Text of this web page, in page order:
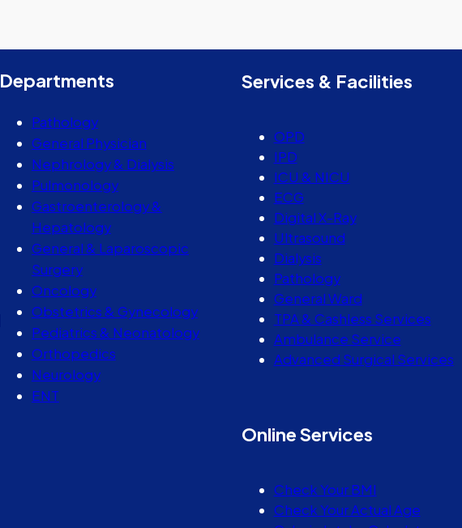
Departments
Pathology
General Physician
Nephrology & Dialysis
Pulmonology
Gastroenterology &
Hepatology
General & Laparoscopic
Surgery
Oncology
Obstetrics & Gynecology
Pediatrics & Neonatology
Orthopedics
Neurology
ENT
Services & Facilities
OPD
IPD
ICU & NICU
ECG
Digital X-Ray
Ultrasound
Dialysis
Pathology
General Ward
TPA & Cashless Services
Ambulance Service
Advanced Surgical Services
Online Services
Check Your BMI
Check Your Actual Age